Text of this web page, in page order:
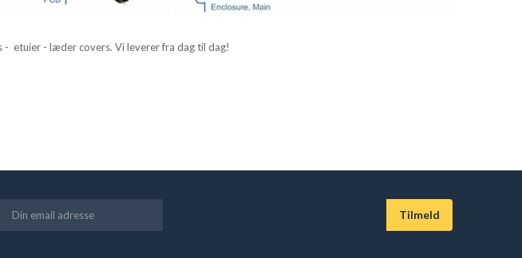
- etuier - læder covers. Vi leverer fra dag til dag!